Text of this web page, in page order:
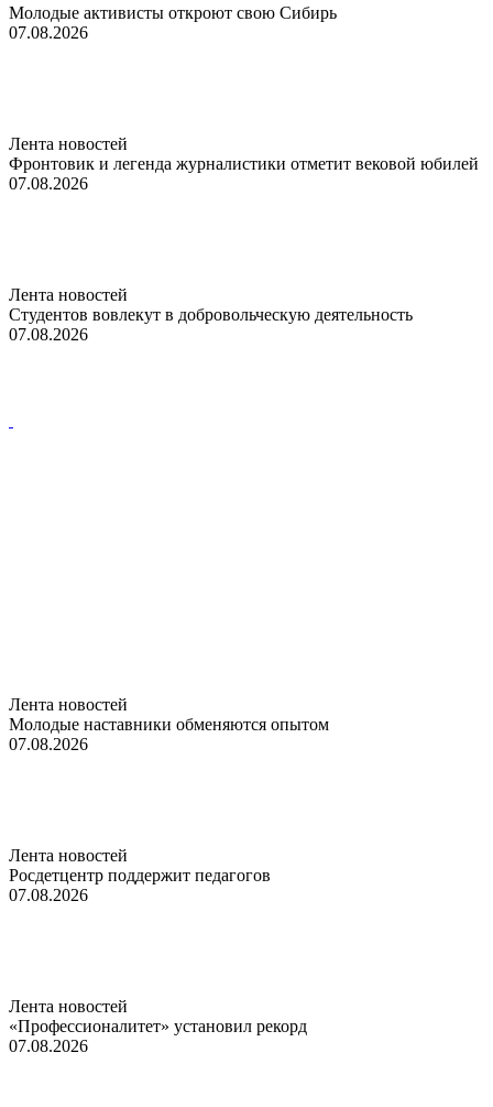
Молодые активисты откроют свою Сибирь
07.08.2026
Лента новостей
Фронтовик и легенда журналистики отметит вековой юбилей
07.08.2026
Лента новостей
Студентов вовлекут в добровольческую деятельность
07.08.2026
Лента новостей
Молодые наставники обменяются опытом
07.08.2026
Лента новостей
Росдетцентр поддержит педагогов
07.08.2026
Лента новостей
«Профессионалитет» установил рекорд
07.08.2026